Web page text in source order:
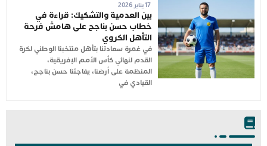
17 يناير 2026
بين العدمية والتشكيك: قراءة في
خطاب حسن بناجح على هامش فرحة
التأهل الكروي
في غمرة سعادتنا بتأهل منتخبنا الوطني لكرة
القدم لنهائي كأس الأمم الإفريقية،
المنظمة على أرضنا، يفاجئنا حسن بناجح،
القيادي في